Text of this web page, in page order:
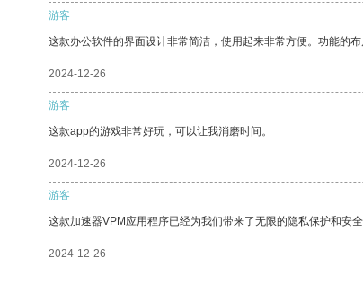
游客
这款办公软件的界面设计非常简洁，使用起来非常方便。功能的布
2024-12-26
游客
这款app的游戏非常好玩，可以让我消磨时间。
2024-12-26
游客
这款加速器VPM应用程序已经为我们带来了无限的隐私保护和安全
2024-12-26